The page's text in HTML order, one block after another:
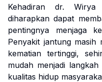
Kehadiran dr. Wirya
diharapkan dapat
pentingnya menjaga
Penyakit jantung masih
kematian tertinggi,
mudah menjadi
kualitas hidup